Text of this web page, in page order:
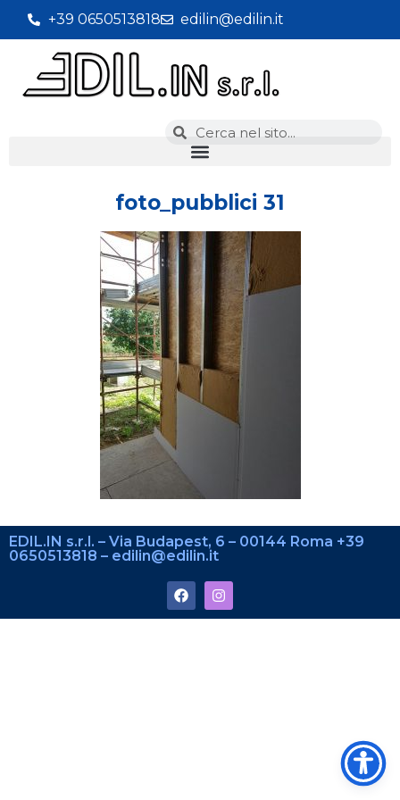
+39 0650513818 edilin@edilin.it
foto_pubblici 31
EDIL.IN s.r.l. – Via Budapest, 6 – 00144 Roma +39
0650513818 – edilin@edilin.it